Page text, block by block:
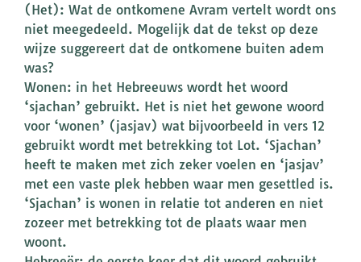
(Het): Wat de ontkomene Avram vertelt wordt ons
niet meegedeeld. Mogelijk dat de tekst op deze
wijze suggereert dat de ontkomene buiten adem
was?
Wonen: in het Hebreeuws wordt het woord
‘sjachan’ gebruikt. Het is niet het gewone woord
voor ‘wonen’ (jasjav) wat bijvoorbeeld in vers 12
gebruikt wordt met betrekking tot Lot. ‘Sjachan’
heeft te maken met zich zeker voelen en ‘jasjav’
met een vaste plek hebben waar men gesettled is.
‘Sjachan’ is wonen in relatie tot anderen en niet
zozeer met betrekking tot de plaats waar men
woont.